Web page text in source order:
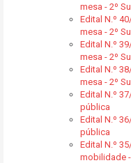
mesa - 2º
Edital N.º
mesa - 2º
Edital N.º
mesa - 2º
Edital N.º
mesa - 2º
Edital N.º
pública
Edital N.º
pública
Edital N.º
mobilidade